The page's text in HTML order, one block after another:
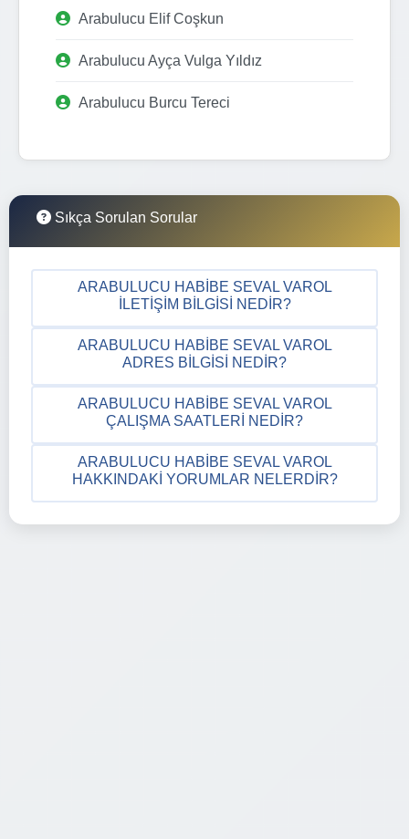
Arabulucu Elif Coşkun
Arabulucu Ayça Vulga Yıldız
Arabulucu Burcu Tereci
Sıkça Sorulan Sorular
ARABULUCU HABIBE SEVAL VAROL
İLETIŞIM BILGISI NEDIR?
ARABULUCU HABIBE SEVAL VAROL
ADRES BILGISI NEDIR?
ARABULUCU HABIBE SEVAL VAROL
ÇALIŞMA SAATLERI NEDIR?
ARABULUCU HABIBE SEVAL VAROL
HAKKINDAKI YORUMLAR NELERDIR?